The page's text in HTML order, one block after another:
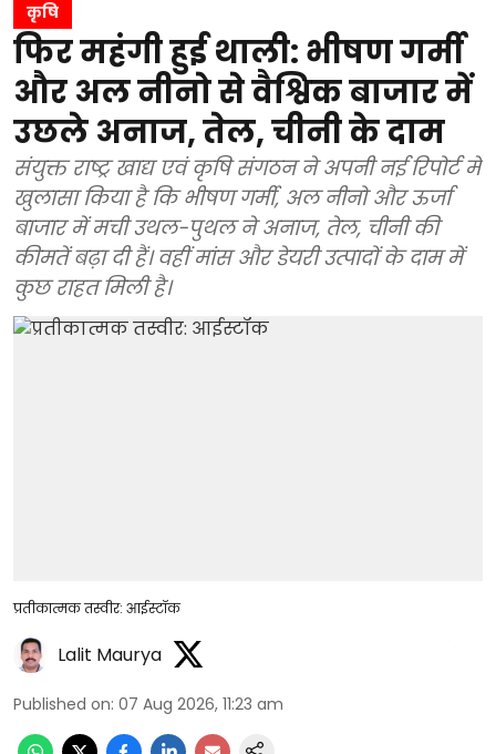
कृषि
फिर महंगी हुई थाली: भीषण गर्मी
और अल नीनो से वैश्विक बाजार में
उछले अनाज, तेल, चीनी के दाम
संयुक्त राष्ट्र खाद्य एवं कृषि संगठन ने अपनी नई रिपोर्ट में
खुलासा किया है कि भीषण गर्मी, अल नीनो और ऊर्जा
बाजार में मची उथल-पुथल ने अनाज, तेल, चीनी की
कीमतें बढ़ा दी हैं। वहीं मांस और डेयरी उत्पादों के दाम में
कुछ राहत मिली है।
प्रतीकात्मक तस्वीर: आईस्टॉक
Lalit Maurya
Published on: 07 Aug 2026, 11:23 am